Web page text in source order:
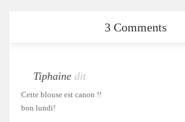
3 Comments
Tiphaine dit
Cette blouse est canon !!
bon lundi!